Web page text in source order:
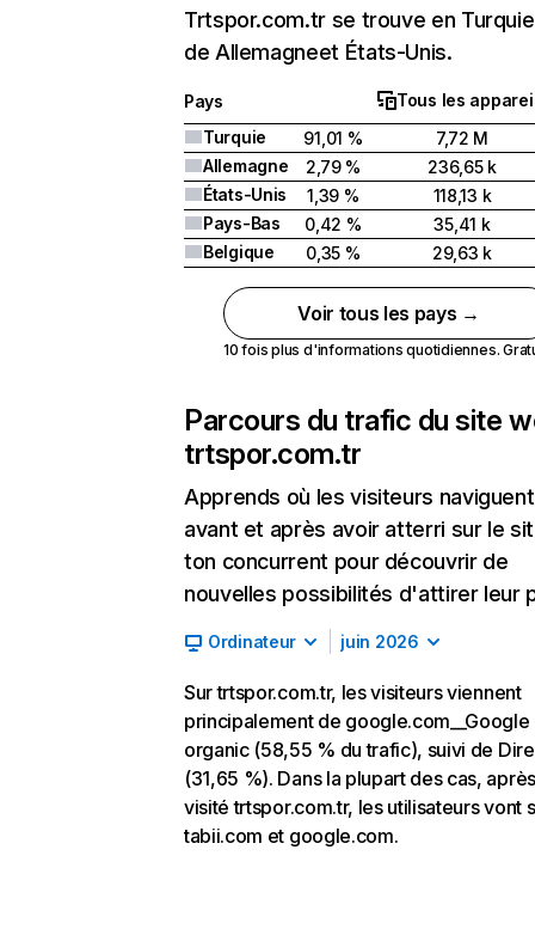
Trtspor.com.tr se trouve en
de Allemagneet États-Unis.
Pays
Tous les
Turquie
91,01 %
7,72 M
Allemagne
2,79 %
236,65 k
États-Unis
1,39 %
118,13 k
Pays-Bas
0,42 %
35,41 k
Belgique
0,35 % 29,63 k
Voir tous les pays →
10 fois plus d'informations quotidiennes.
Parcours du trafic du site
trtspor.com.tr
Apprends où les visiteurs naviguent
avant et après avoir atterri sur le
ton concurrent pour découvrir de
nouvelles possibilités d'attirer leur
Ordinateur juin 2026
Sur trtspor.com.tr, les visiteurs viennent
principalement de google.com__Google
organic (58,55 % du trafic), suivi de
(31,65 %). Dans la plupart des cas,
visité trtspor.com.tr, les utilisateurs vont
tabii.com et google.com.